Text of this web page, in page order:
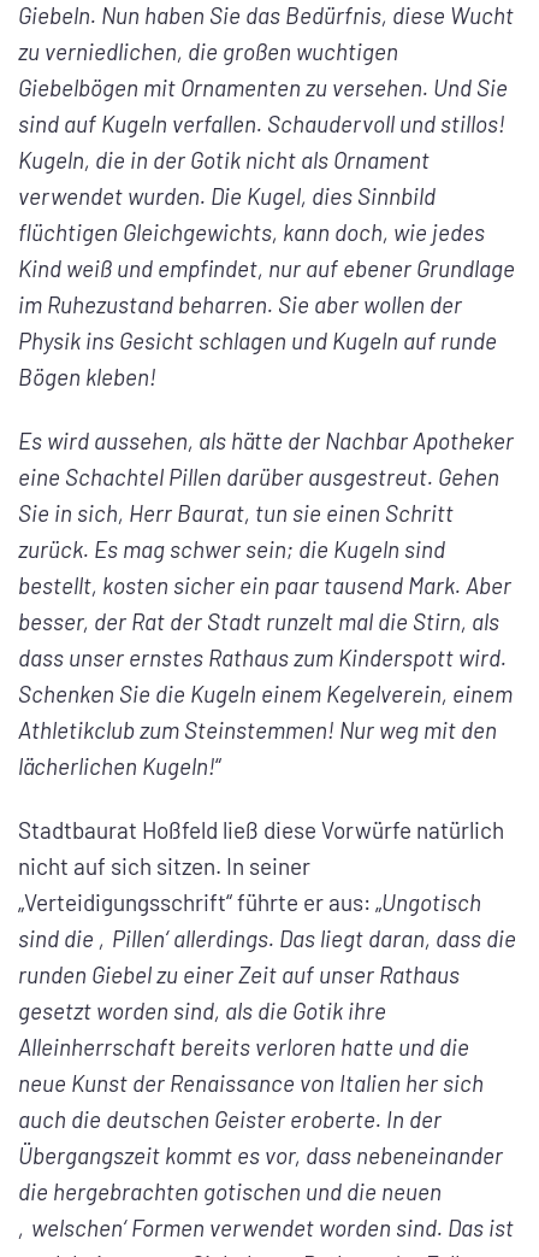
Giebeln. Nun haben Sie das Bedürfnis, diese Wucht
zu verniedlichen, die großen wuchtigen
Giebelbögen mit Ornamenten zu versehen. Und Sie
sind auf Kugeln verfallen. Schaudervoll und stillos!
Kugeln, die in der Gotik nicht als Ornament
verwendet wurden. Die Kugel, dies Sinnbild
flüchtigen Gleichgewichts, kann doch, wie jedes
Kind weiß und empfindet, nur auf ebener Grundlage
im Ruhezustand beharren. Sie aber wollen der
Physik ins Gesicht schlagen und Kugeln auf runde
Bögen kleben!
Es wird aussehen, als hätte der Nachbar Apotheker
eine Schachtel Pillen darüber ausgestreut. Gehen
Sie in sich, Herr Baurat, tun sie einen Schritt
zurück. Es mag schwer sein; die Kugeln sind
bestellt, kosten sicher ein paar tausend Mark. Aber
besser, der Rat der Stadt runzelt mal die Stirn, als
dass unser ernstes Rathaus zum Kinderspott wird.
Schenken Sie die Kugeln einem Kegelverein, einem
Athletikclub zum Steinstemmen! Nur weg mit den
lächerlichen Kugeln!“
Stadtbaurat Hoßfeld ließ diese Vorwürfe natürlich
nicht auf sich sitzen. In seiner
„Verteidigungsschrift“ führte er aus: „Ungotisch
sind die ‚Pillen‘ allerdings. Das liegt daran, dass die
runden Giebel zu einer Zeit auf unser Rathaus
gesetzt worden sind, als die Gotik ihre
Alleinherrschaft bereits verloren hatte und die
neue Kunst der Renaissance von Italien her sich
auch die deutschen Geister eroberte. In der
Übergangszeit kommt es vor, dass nebeneinander
die hergebrachten gotischen und die neuen
‚welschen‘ Formen verwendet worden sind. Das ist